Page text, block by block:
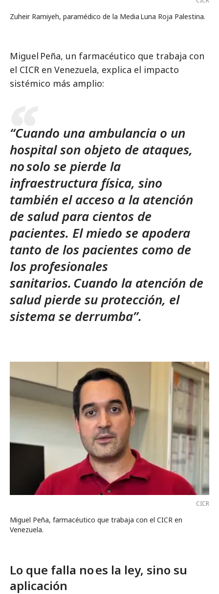
Zuheir Ramiyeh, paramédico de la Media Luna Roja Palestina.
Miguel Peña, un farmacéutico que trabaja con
el CICR en Venezuela, explica el impacto
sistémico más amplio:
“Cuando una ambulancia o un
hospital son objeto de ataques,
no solo se pierde la
infraestructura física, sino
también el acceso a la atención
de salud para cientos de
pacientes. El miedo se apodera
tanto de los pacientes como de
los profesionales
sanitarios. Cuando la atención de
salud pierde su protección, el
sistema se derrumba”.
CICR
Miguel Peña, farmacéutico que trabaja con el CICR en
Venezuela.
Lo que falla no es la ley, sino su
aplicación